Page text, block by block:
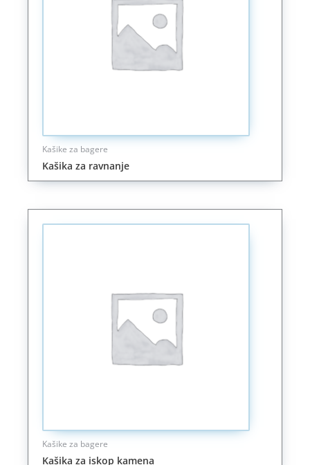
Kašike za bagere
Kašika za ravnanje
Kašike za bagere
Kašika za iskop kamena